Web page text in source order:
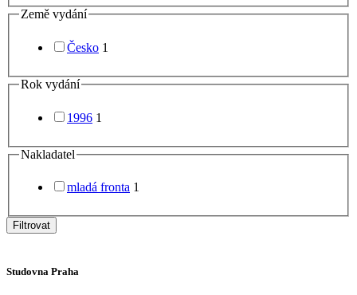
Země vydání
Česko 1
Rok vydání
1996 1
Nakladatel
mladá fronta 1
Filtrovat
Studovna Praha